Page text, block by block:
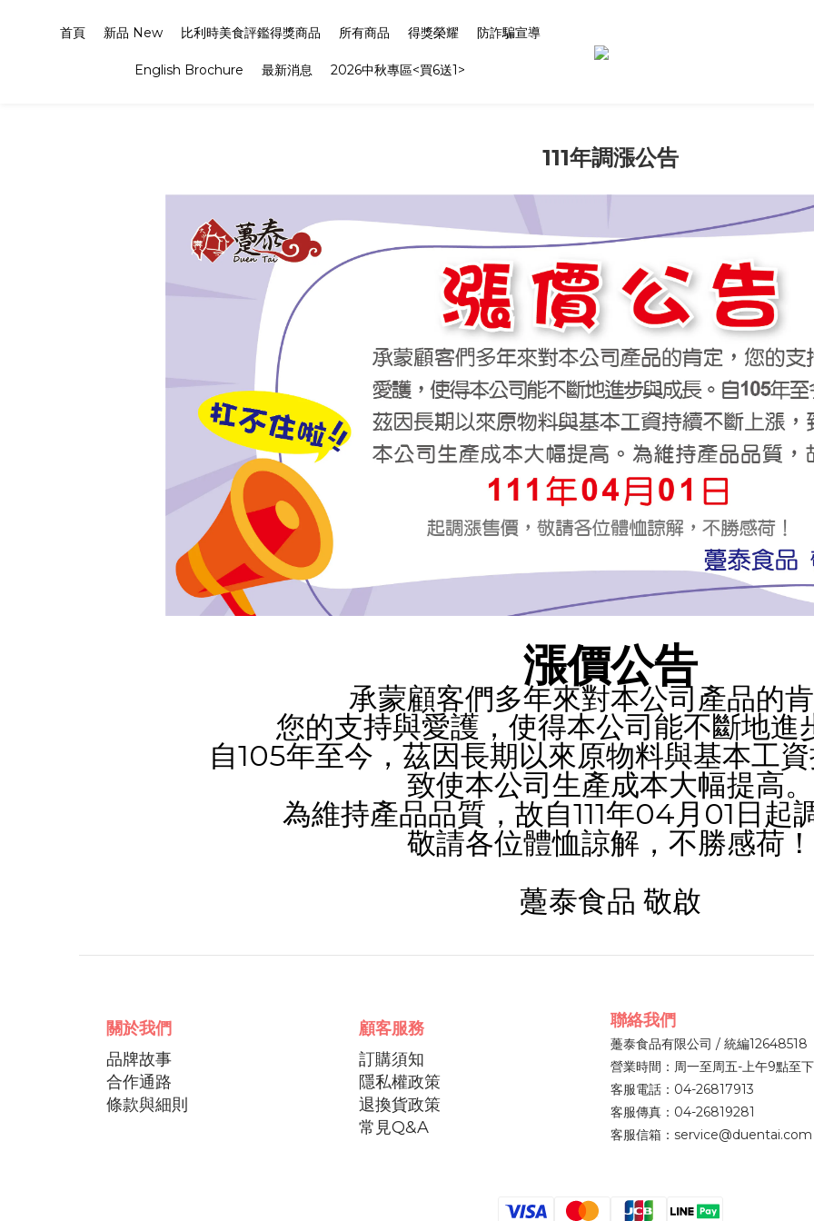
首頁 新品 New 比利時美食評鑑得獎商品 所有商品 得獎榮耀 防詐騙宣導
English Brochure 最新消息 2026中秋專區<買6送1>
111年調漲公告
漲價公告
承蒙顧客們多年來對本公司產品的
您的支持與愛護，使得本公司能不斷地進
自105年至今，茲因長期以來原物料與基本工
致使本公司生產成本大幅提高。
為維持產品品質，故自111年04月 01 日起
敬請各位體恤諒解，不勝感荷！
躉泰食品 敬啟
關於我們
品牌故事
合作通路
條款與細則
顧客服務
訂購須知
隱私權政策
退換貨政策
常見Q&A
聯絡我們
躉泰食品有限公司 / 統編12648518
營業時間：周一至周五-上午9點至
客服電話：04-26817913
客服傳真：04-26819281
客服信箱：service@duentai.com